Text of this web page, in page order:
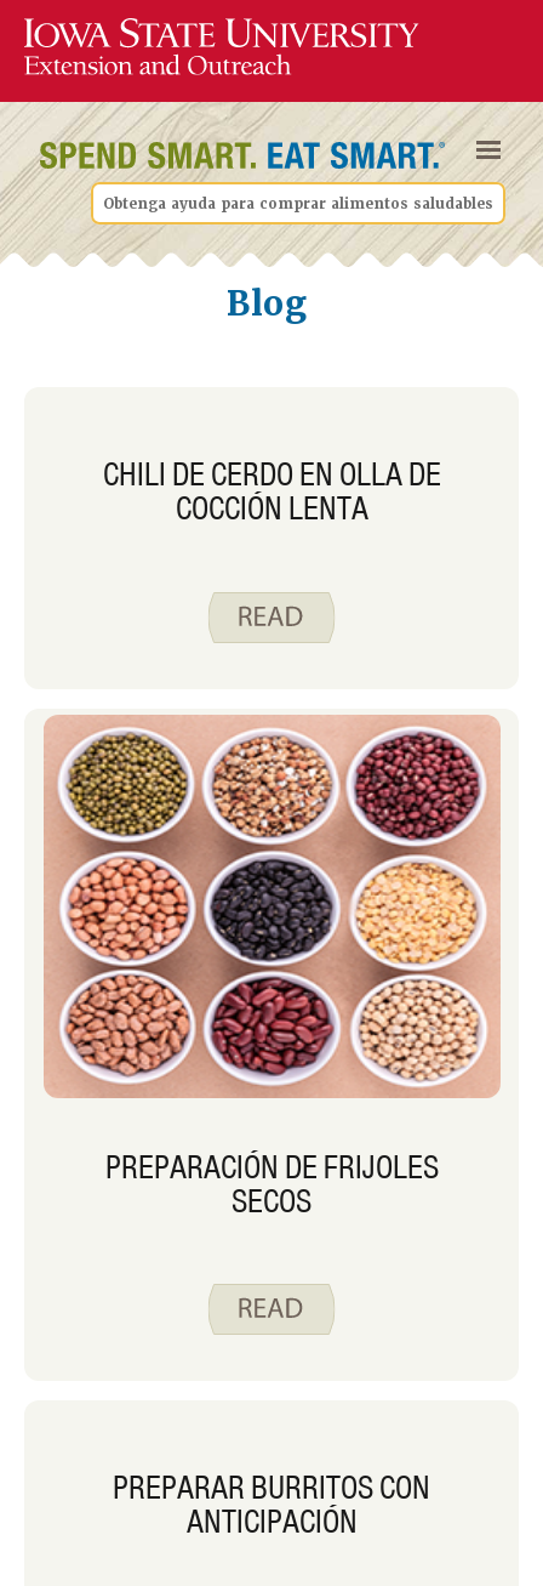
Obtenga ayuda para comprar alimentos saludables
Blog
CHILI DE CERDO EN OLLA DE
COCCIÓN LENTA
PREPARACIÓN DE FRIJOLES
SECOS
PREPARAR BURRITOS CON
ANTICIPACIÓN